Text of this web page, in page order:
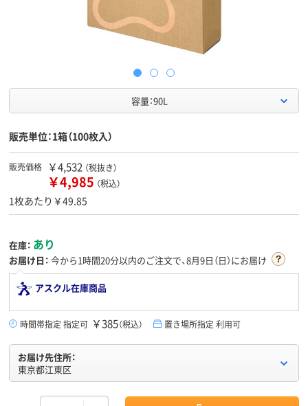
容量：90L
販売単位：1箱（100枚入）
販売価格 ￥4,532 （税抜き）
￥4,985 （税込）
1枚あたり￥49.85
在庫： あり
お届け日： 今から1時間20分以内のご注文で、8月9日（日）にお届け
アスクル在庫商品
時間帯指定 指定可 ￥385（税込） 置き場所指定 利用可
お届け先住所：
東京都江東区